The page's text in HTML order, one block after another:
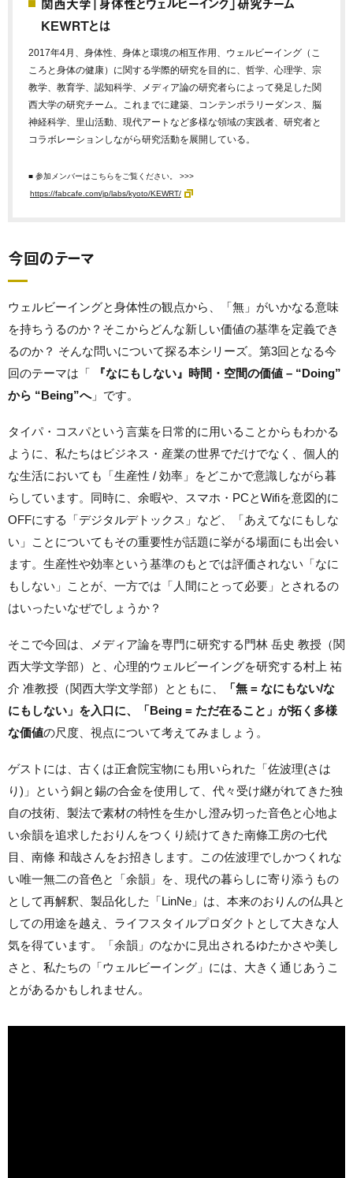
KEWRTとは
2017年4月、身体性、身体と環境の相互作用、ウェルビーイング（こ
ころと身体の健康）に関する学際的研究を目的に、哲学、心理学、宗
教学、教育学、認知科学、メディア論の研究者らによって発足した関
西大学の研究チーム。これまでに建築、コンテンポラリーダンス、脳
神経科学、里山活動、現代アートなど多様な領域の実践者、研究者と
コラボレーションしながら研究活動を展開している。
■ 参加メンバーはこちらをご覧ください。 >>>
https://fabcafe.com/jp/labs/kyoto/KEWRT/
今回のテーマ
ウェルビーイングと身体性の観点から、「無」がいかなる意味
を持ちうるのか？そこからどんな新しい価値の基準を定義でき
るのか？ そんな問いについて探る本シリーズ。第3回となる今
回のテーマは「 『なにもしない』時間・空間の価値 – “Doing”
から “Being”へ」です。
タイパ・コスパという言葉を日常的に用いることからもわかる
ように、私たちはビジネス・産業の世界でだけでなく、個人的
な生活においても「生産性 / 効率」をどこかで意識しながら暮
らしています。同時に、余暇や、スマホ・PCとWifiを意図的に
OFFにする「デジタルデトックス」など、「あえてなにもしな
い」ことについてもその重要性が話題に挙がる場面にも出会い
ます。生産性や効率という基準のもとでは評価されない「なに
もしない」ことが、一方では「人間にとって必要」とされるの
はいったいなぜでしょうか？
そこで今回は、メディア論を専門に研究する門林 岳史 教授（関
西大学文学部）と、心理的ウェルビーイングを研究する村上 祐
介 准教授（関西大学文学部）とともに、
「無 = なにもない/な
にもしない」を入口に、「Being = ただ在ること」が拓く多様
な価値の尺度、視点について考えてみましょう。
ゲストには、古くは正倉院宝物にも用いられた「佐波理(さは
り)」という銅と錫の合⾦を使⽤して、代々受け継がれてきた独
⾃の技術、製法で素材の特性を⽣かし澄み切った音色と心地よ
い余韻を追求したおりんをつくり続けてきた南條工房の七代
目、南條 和哉さんをお招きします。この佐波理でしかつくれな
い唯一無二の音色と「余韻」を、現代の暮らしに寄り添うもの
として再解釈、製品化した「LinNe」は、本来のおりんの仏具と
しての用途を越え、ライフスタイルプロダクトとして大きな人
気を得ています。「余韻」のなかに見出されるゆたかさや美し
さと、私たちの「ウェルビーイング」には、大きく通じあうこ
とがあるかもしれません。